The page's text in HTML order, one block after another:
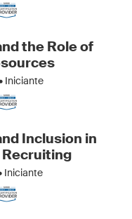
the Role of
Iniciante
Inclusion in
Recruiting
Iniciante